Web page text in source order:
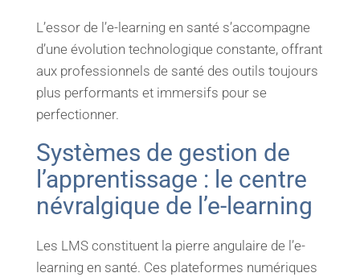
L’essor de l’e-learning en santé s’accompagne
d’une évolution technologique constante, offrant
aux professionnels de santé des outils toujours
plus performants et immersifs pour se
perfectionner.
Systèmes de gestion de
l’apprentissage : le centre
névralgique de l’e-learning
Les LMS constituent la pierre angulaire de l’e-
learning en santé. Ces plateformes numériques